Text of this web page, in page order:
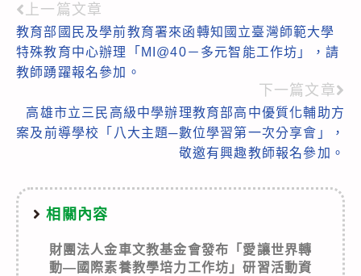
Read
more
articles
上一篇文章
教育部國民及學前教育署來函轉知國立臺灣師範大學
特殊教育中心辦理「MI@40－多元智能工作坊」，請
教師踴躍報名參加。
下一篇文章
高雄市立三民高級中學辦理教育部高中優質化輔助方
案及前導學校「八大主題─數位學習第一次分享會」，
敬邀有興趣教師報名參加。
相關內容
財團法人金車文教基金會發布「愛讓世界轉
動—國際素養教學培力工作坊」研習活動資